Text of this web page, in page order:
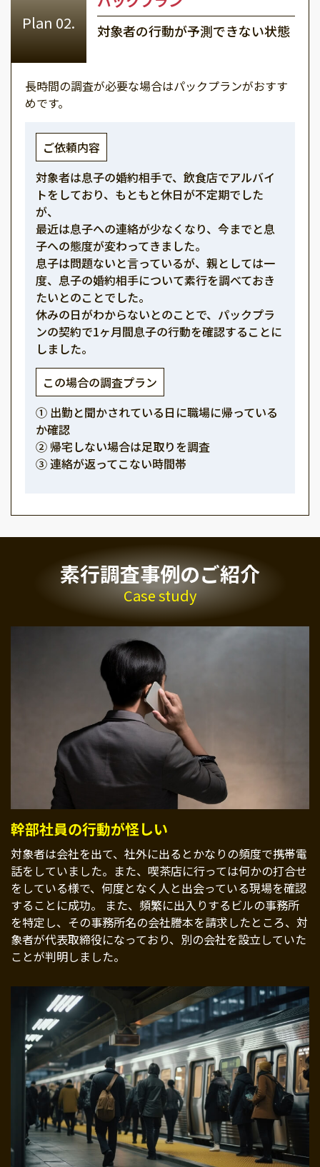
対象者の行動が予測できない状態
長時間の調査が必要な場合はパックプランがおすす
めです。
ご依頼内容
対象者は息子の婚約相手で、飲食店でアルバイ
トをしており、もともと休日が不定期でした
が、
最近は息子への連絡が少なくなり、今までと息
子への態度が変わってきました。
息子は問題ないと言っているが、親としては一
度、息子の婚約相手について素行を調べておき
たいとのことでした。
休みの日がわからないとのことで、パックプラ
ンの契約で1ヶ月間息子の行動を確認することに
しました。
この場合の調査プラン
① 出勤と聞かされている日に職場に帰っている
か確認
② 帰宅しない場合は足取りを調査
③ 連絡が返ってこない時間帯
素行調査事例のご紹介
Case study
幹部社員の行動が怪しい
対象者は会社を出て、社外に出るとかなりの頻度で携帯電
話をしていました。また、喫茶店に行っては何かの打合せ
をしている様で、何度となく人と出会っている現場を確認
することに成功。 また、頻繁に出入りするビルの事務所
を特定し、その事務所名の会社謄本を請求したところ、対
象者が代表取締役になっており、別の会社を設立していた
ことが判明しました。